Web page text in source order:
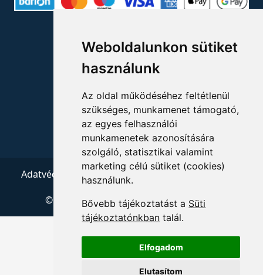
Weboldalunkon sütiket
használunk
Az oldal működéséhez feltétlenül
szükséges, munkamenet támogató,
az egyes felhasználói
munkamenetek azonosítására
szolgáló, statisztikai valamint
marketing célú sütiket (cookies)
használunk.
Bővebb tájékoztatást a Süti
tájékoztatónkban talál.
Elfogadom
Elutasítom
+36 1 880 7600
Adatvédelem ÁSZF Impresszum
Kapcsolat
© 2026 Copyright:Menedzserpraxis.hu